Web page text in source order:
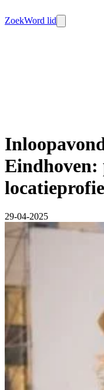
ZoekWord lid
Eindhoven:
29-04-2025